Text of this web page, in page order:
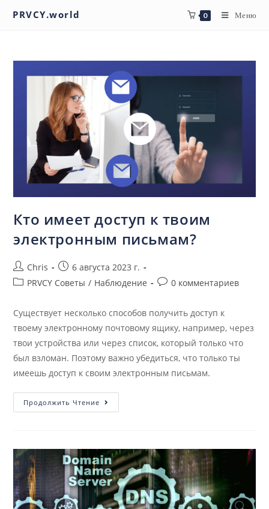
PRVCY.world 0 Меню
Кто имеет доступ к твоим
электронным письмам?
Chris
6 августа 2023 г.
PRVCY Советы / Наблюдение 0 комментариев
Существует несколько способов получить доступ к
твоему электронному почтовому ящику, например, через
твои устройства или через список, который только что
был взломан. Поэтому важно убедиться, что только ты
имеешь доступ к своим электронным письмам.
Продолжить Чтение